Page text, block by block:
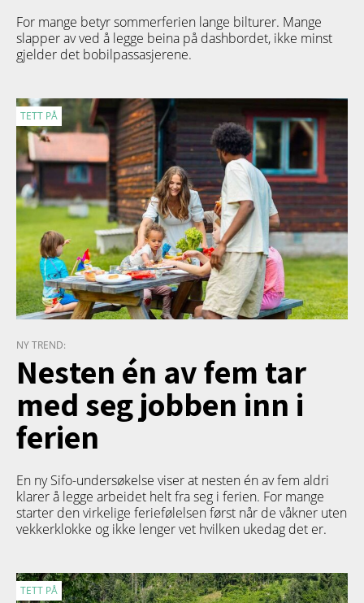
For mange betyr sommerferien lange bilturer. Mange
slapper av ved å legge beina på dashbordet, ikke minst
gjelder det bobilpassasjerene.
TETT PÅ
NY TREND:
Nesten én av fem tar
med seg jobben inn i
ferien
En ny Sifo-undersøkelse viser at nesten én av fem aldri
klarer å legge arbeidet helt fra seg i ferien. For mange
starter den virkelige feriefølelsen først når de våkner uten
vekkerklokke og ikke lenger vet hvilken ukedag det er.
TETT PÅ